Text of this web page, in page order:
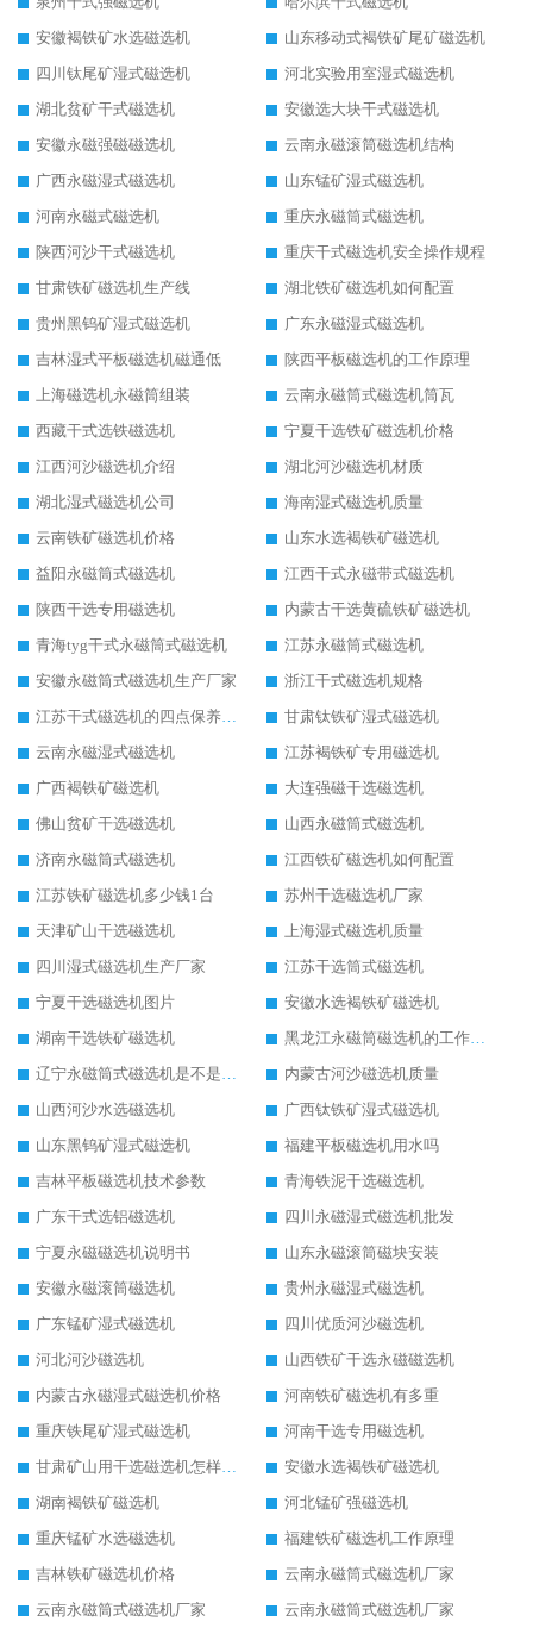
安徽褐铁矿水选磁选机
山东移动式褐铁矿尾矿磁选机
四川钛尾矿湿式磁选机
河北实验用室湿式磁选机
湖北贫矿干式磁选机
安徽选大块干式磁选机
安徽永磁强磁磁选机
云南永磁滚筒磁选机结构
广西永磁湿式磁选机
山东锰矿湿式磁选机
河南永磁式磁选机
重庆永磁筒式磁选机
陕西河沙干式磁选机
重庆干式磁选机安全操作规程
甘肃铁矿磁选机生产线
湖北铁矿磁选机如何配置
贵州黑钨矿湿式磁选机
广东永磁湿式磁选机
吉林湿式平板磁选机磁通低
陕西平板磁选机的工作原理
上海磁选机永磁筒组装
云南永磁筒式磁选机筒瓦
西藏干式选铁磁选机
宁夏干选铁矿磁选机价格
江西河沙磁选机介绍
湖北河沙磁选机材质
湖北湿式磁选机公司
海南湿式磁选机质量
云南铁矿磁选机价格
山东水选褐铁矿磁选机
益阳永磁筒式磁选机
江西干式永磁带式磁选机
陕西干选专用磁选机
内蒙古干选黄硫铁矿磁选机
青海tyg干式永磁筒式磁选机
江苏永磁筒式磁选机
安徽永磁筒式磁选机生产厂家
浙江干式磁选机规格
江苏干式磁选机的四点保养秘籍
甘肃钛铁矿湿式磁选机
云南永磁湿式磁选机
江苏褐铁矿专用磁选机
广西褐铁矿磁选机
大连强磁干选磁选机
佛山贫矿干选磁选机
山西永磁筒式磁选机
济南永磁筒式磁选机
江西铁矿磁选机如何配置
江苏铁矿磁选机多少钱1台
苏州干选磁选机厂家
天津矿山干选磁选机
上海湿式磁选机质量
四川湿式磁选机生产厂家
江苏干选筒式磁选机
宁夏干选磁选机图片
安徽水选褐铁矿磁选机
湖南干选铁矿磁选机
黑龙江永磁筒磁选机的工作原理
辽宁永磁筒式磁选机是不是强磁
内蒙古河沙磁选机质量
山西河沙水选磁选机
广西钛铁矿湿式磁选机
山东黑钨矿湿式磁选机
福建平板磁选机用水吗
吉林平板磁选机技术参数
青海铁泥干选磁选机
广东干式选铝磁选机
四川永磁湿式磁选机批发
宁夏永磁磁选机说明书
山东永磁滚筒磁块安装
安徽永磁滚筒磁选机
贵州永磁湿式磁选机
广东锰矿湿式磁选机
四川优质河沙磁选机
河北河沙磁选机
山西铁矿干选永磁磁选机
内蒙古永磁湿式磁选机价格
河南铁矿磁选机有多重
重庆铁尾矿湿式磁选机
河南干选专用磁选机
甘肃矿山用干选磁选机怎样调磁
安徽水选褐铁矿磁选机
湖南褐铁矿磁选机
河北锰矿强磁选机
重庆锰矿水选磁选机
福建铁矿磁选机工作原理
吉林铁矿磁选机价格
云南永磁筒式磁选机厂家
云南永磁筒式磁选机厂家
云南永磁筒式磁选机厂家